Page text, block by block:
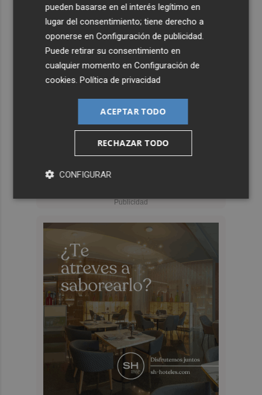
pueden basarse en el interés legítimo en
lugar del consentimiento; tiene derecho a
oponerse enConfiguración de publicidad.
Puede retirar su consentimiento en
cualquier momento enConfiguración de
cookies.Política de privacidad
ACEPTAR TODO
RECHAZAR TODO
CONFIGURAR